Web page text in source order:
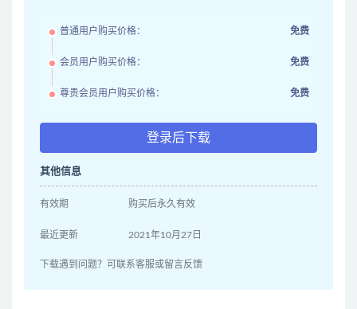
普通用户购买价格： 免费
会员用户购买价格： 免费
尊贵会员用户购买价格： 免费
登录后下载
其他信息
有效期 购买后永久有效
最近更新 2021年10月27日
下载遇到问题？可联系客服或留言反馈